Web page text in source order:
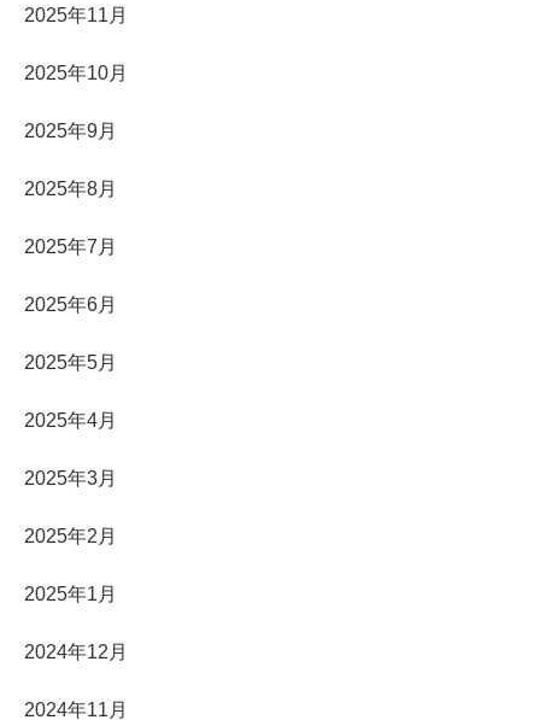
2025年11月
2025年10月
2025年9月
2025年8月
2025年7月
2025年6月
2025年5月
2025年4月
2025年3月
2025年2月
2025年1月
2024年12月
2024年11月